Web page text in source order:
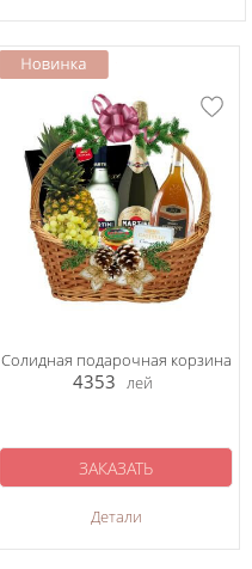
Солидная подарочная корзина
4353 лей
Детали
ЗАКАЗАТЬ